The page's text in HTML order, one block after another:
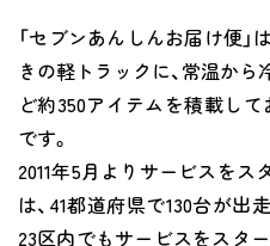
「セブンあんしんお届け便
きの軽トラックに、常温から
ど約350アイテムを積載し
です。
2011年5月よりサービスをス
は、41都道府県で130台が出
23区内でもサービスをスタ